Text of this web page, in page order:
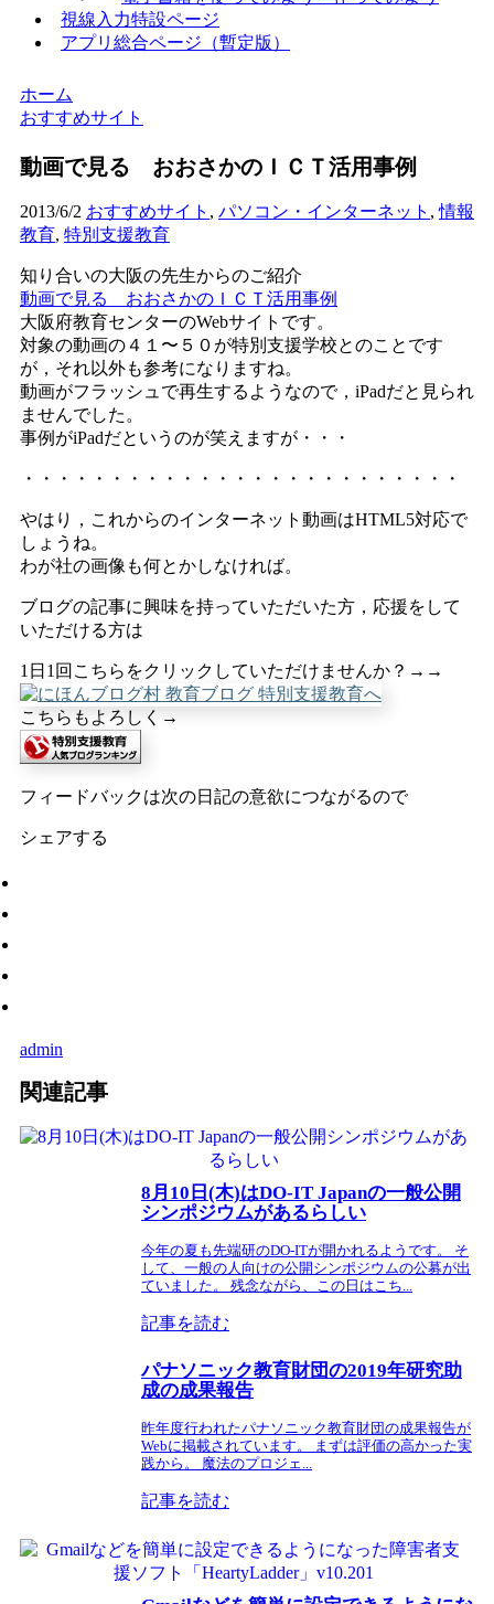
視線入力特設ページ
アプリ総合ページ（暫定版）
ホーム
おすすめサイト
動画で見る おおさかのＩＣＴ活用事例
2013/6/2 おすすめサイト , パソコン・インターネット ,情報
教育, 特別支援教育
知り合いの大阪の先生からのご紹介
動画で見る おおさかのＩＣＴ活用事例
大阪府教育センターのWebサイトです。
対象の動画の４１〜５０が特別支援学校とのことです
が，それ以外も参考になりますね。
動画がフラッシュで再生するようなので，iPadだと見られ
ませんでした。
事例がiPadだというのが笑えますが・・・
・・・・・・・・・・・・・・・・・・・・・・・・・
やはり，これからのインターネット動画はHTML5対応で
しょうね。
わが社の画像も何とかしなければ。
ブログの記事に興味を持っていただいた方，応援をして
いただける方は
1日1回こちらをクリックしていただけませんか？→→
こちらもよろしく→
フィードバックは次の日記の意欲につながるので
シェアする
admin
関連記事
8月10日(木)はDO-IT Japanの一般公開
シンポジウムがあるらしい
今年の夏も先端研のDO-ITが開かれるようです。 そ
して、一般の人向けの公開シンポジウムの公募が出
ていました。 残念ながら、この日はこち...
記事を読む
パナソニック教育財団の2019年研究助
成の成果報告
昨年度行われたパナソニック教育財団の成果報告が
Webに掲載されています。 まずは評価の高かった実
践から。 魔法のプロジェ...
記事を読む